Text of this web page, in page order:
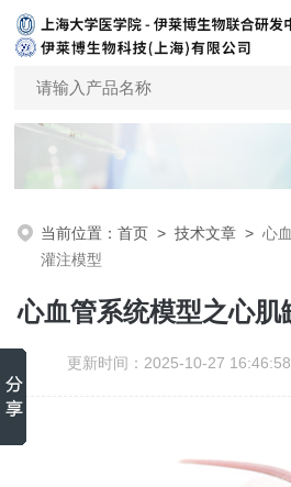
当前位置：首页 >技术文章 >心
灌注模型
心血管系统模型之心肌
更新时间：2025-10-27